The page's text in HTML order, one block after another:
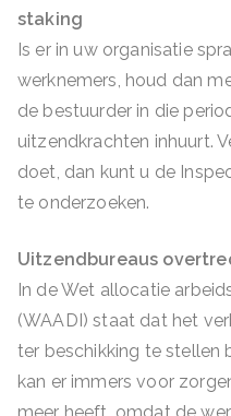
staking
Is er in uw organisatie
werknemers, houd dan
de bestuurder in die
uitzendkrachten inhuurt.
doet, dan kunt u de
te onderzoeken.
Uitzendbureaus
In de Wet allocatie
(WAADI) staat dat het
ter beschikking te stellen
kan er immers voor